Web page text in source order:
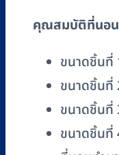
PS271(B)
เบาะ
ฟองน้ำ
อัด
แข็ง
หุ้ม
หนัง
เทียม
คุณสมบัติที่นอน
ขนาดชิ้นที่
ขนาดชิ้นที่
ขนาดชิ้นที่
ขนาดชิ้นที่